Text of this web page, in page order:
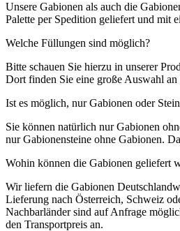
Unsere Gabionen als auch die
Palette per Spedition geliefert und mit
Welche Füllungen sind möglich?
Bitte schauen Sie hierzu in unserer
Dort finden Sie eine große Auswahl an
Ist es möglich, nur Gabionen oder
Sie können natürlich nur Gabionen
nur Gabionensteine ohne Gabionen.
Wohin können die Gabionen geliefert
Wir liefern die Gabionen
Lieferung nach Österreich, Schweiz
Nachbarländer sind auf Anfrage
den Transportpreis an.